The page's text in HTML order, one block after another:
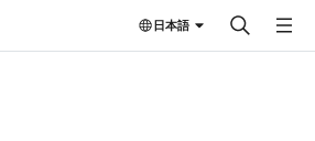
日本語